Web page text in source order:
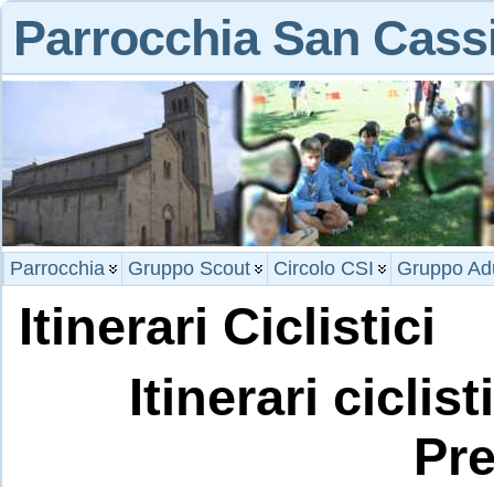
Parrocchia San
Parrocchia Gruppo Scout Circolo CSI Gruppo
Itinerari Ciclistici
Itinerari